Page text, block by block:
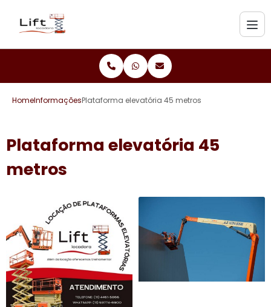
HomeInformaçõesPlataforma elevatória 45 metros
Plataforma elevatória 45
metros